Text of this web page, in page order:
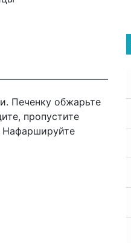
Печенку обжарьте
пропустите
Нафаршируйте